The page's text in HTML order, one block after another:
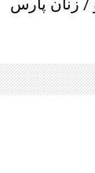
زنان پارس